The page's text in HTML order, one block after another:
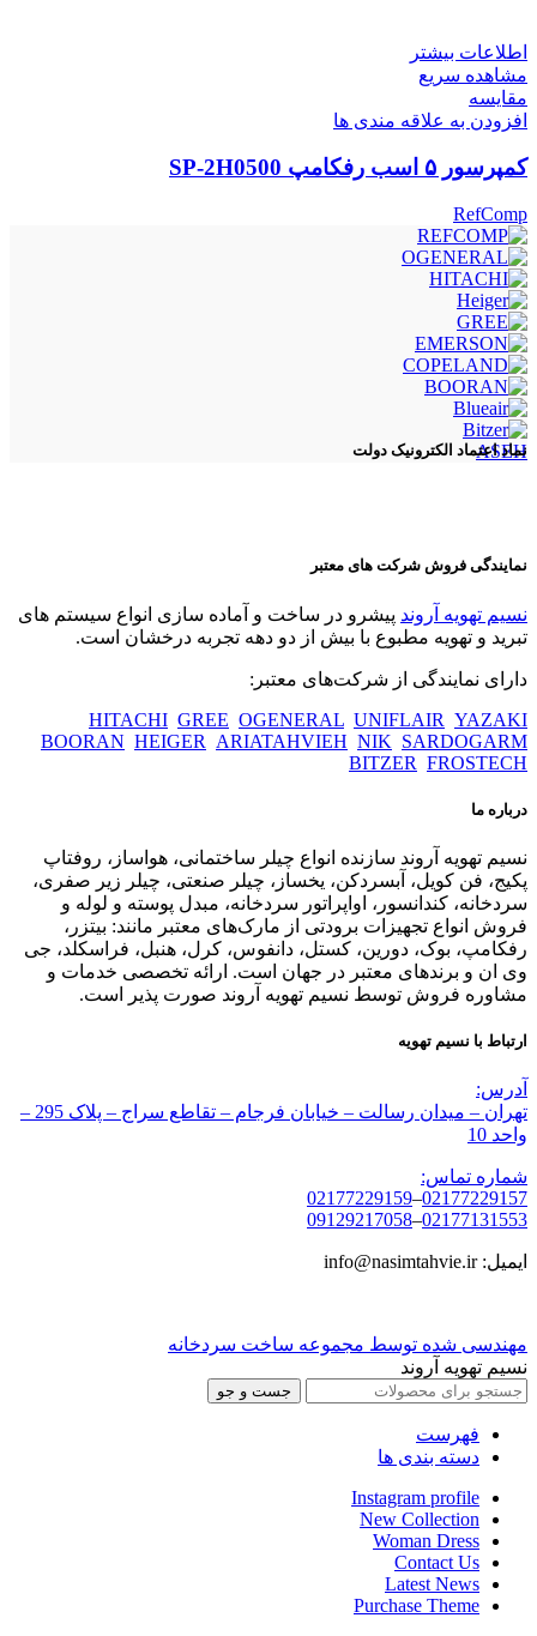
اطلاعات بیشتر
مشاهده سریع
مقایسه
افزودن به علاقه مندی ها
کمپرسور ۵ اسب رفکامپ SP-2H0500
RefComp
ASEH
نماد اعتماد الکترونیک دولت
نمایندگی فروش شرکت های معتبر
نسیم تهویه آروند پیشرو در ساخت و آماده سازی انواع سیستم های
تبرید و تهویه مطبوع با بیش از دو دهه تجربه درخشان است.
دارای نمایندگی از شرکت‌های معتبر:
HITACHI GREE OGENERAL UNIFLAIR YAZAKI
BOORAN HEIGER ARIATAHVIEH NIK SARDOGARM
BITZER FROSTECH
درباره ما
نسیم تهویه آروند سازنده انواع چیلر ساختمانی، هواساز، روفتاپ
پکیج، فن کویل، آبسردکن، یخساز، چیلر صنعتی، چیلر زیر صفری،
سردخانه، کندانسور، اواپراتور سردخانه، مبدل پوسته و لوله و
فروش انواع تجهیزات برودتی از مارک‌های معتبر مانند: بیتزر،
رفکامپ، بوک، دورین، کستل، دانفوس، کرل، هنبل، فراسکلد، جی
وی ان و برندهای معتبر در جهان است. ارائه تخصصی خدمات و
مشاوره فروش توسط نسیم تهویه آروند صورت پذیر است.
ارتباط با نسیم تهویه
آدرس:
تهران – میدان رسالت – خیابان فرجام – تقاطع سراج – پلاک 295 –
واحد 10
شماره تماس:
02177229157
–
02177229159
02177131553
–
09129217058
ایمیل: info@nasimtahvie.ir
مهندسی شده توسط مجموعه ساخت سردخانه
نسیم تهویه آروند
جست و جو
فهرست
دسته بندی ها
Instagram profile
New Collection
Woman Dress
Contact Us
Latest News
Purchase Theme